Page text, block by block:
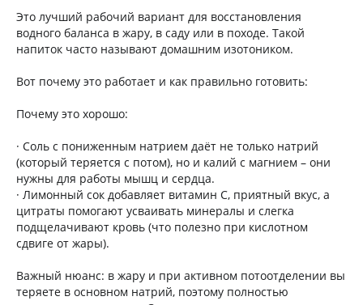
Это лучший рабочий вариант для восстановления
водного баланса в жару, в саду или в походе. Такой
напиток часто называют домашним изотоником.
Вот почему это работает и как правильно готовить:
Почему это хорошо:
· Соль с пониженным натрием даёт не только натрий
(который теряется с потом), но и калий с магнием – они
нужны для работы мышц и сердца.
· Лимонный сок добавляет витамин С, приятный вкус, а
цитраты помогают усваивать минералы и слегка
подщелачивают кровь (что полезно при кислотном
сдвиге от жары).
Важный нюанс: в жару и при активном потоотделении вы
теряете в основном натрий, поэтому полностью